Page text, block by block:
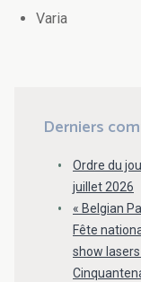
Varia
Derniers
Ordre du
juillet 2026
« Belgian
Fête
show